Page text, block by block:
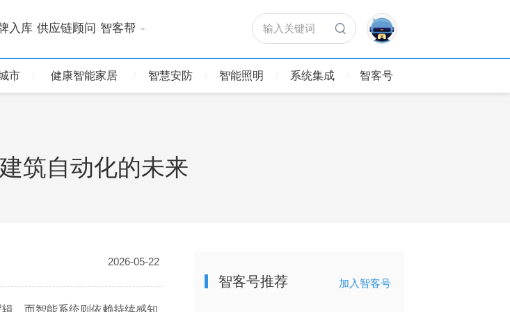
入库 供应链顾问 智客帮 输入关键词
市 健康智能家居 智慧安防 智能照明 系统集成 智客号
筑自动化的未来
2026-05-22
，而智能系统则依赖持续感知
智客号推荐 加入智客号